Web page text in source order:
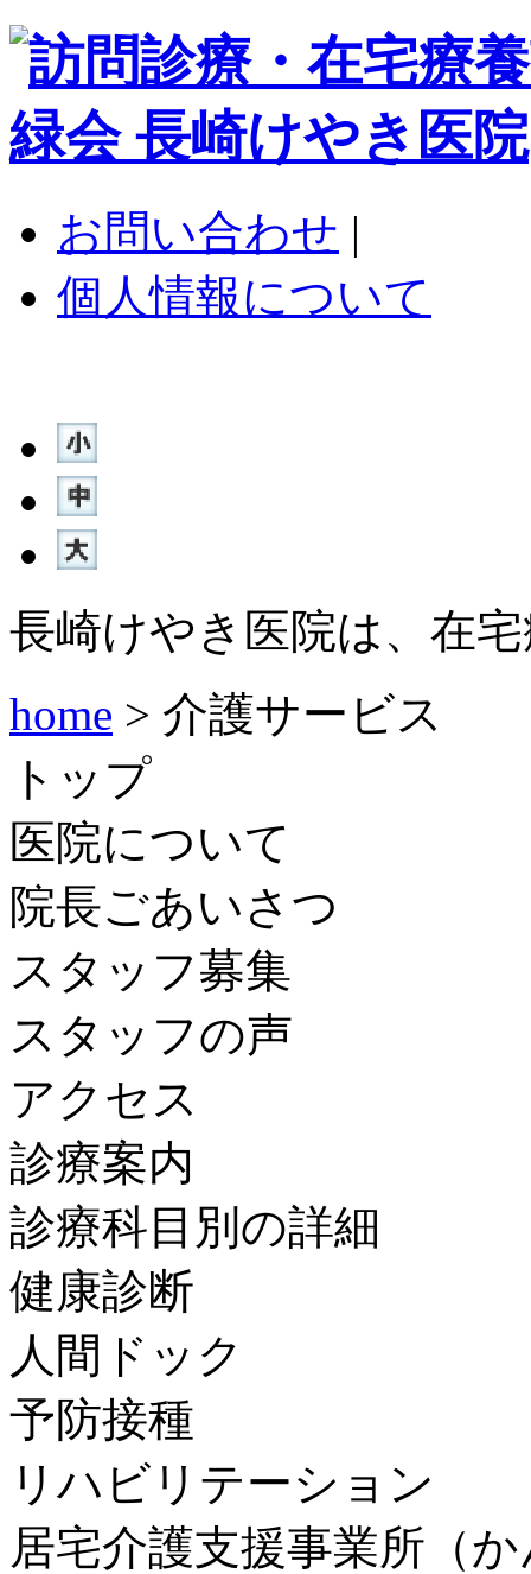
お問い合わせ |
個人情報について
長崎けやき医院は、在
home > 介護サービス
トップ
医院について
院長ごあいさつ
スタッフ募集
スタッフの声
アクセス
診療案内
診療科目別の詳細
健康診断
人間ドック
予防接種
リハビリテーション
居宅介護支援事業所（